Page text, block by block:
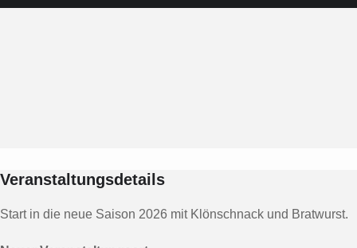
Veranstaltungsdetails
Start in die neue Saison 2026 mit Klönschnack und Bratwurst.